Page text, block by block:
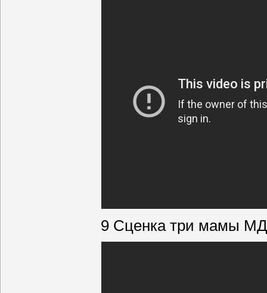
9 Сценка три мамы